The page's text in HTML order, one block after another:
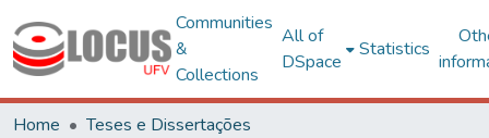
Communities
&
Collections
All of
DSpace
Statistics
Home
Teses e Dissertações